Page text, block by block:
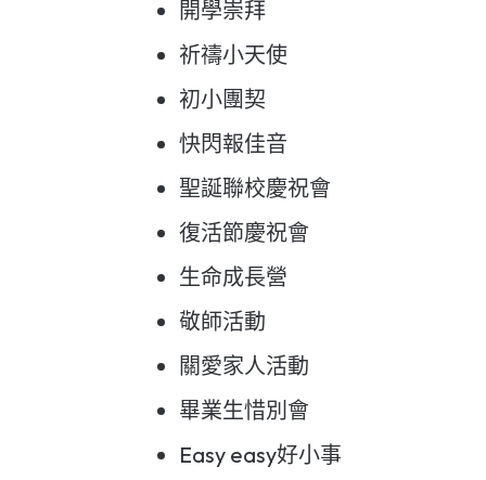
開學崇拜
祈禱小天使
初小團契
快閃報佳音
聖誕聯校慶祝會
復活節慶祝會
生命成長營
敬師活動
關愛家人活動
畢業生惜別會
Easy easy好小事